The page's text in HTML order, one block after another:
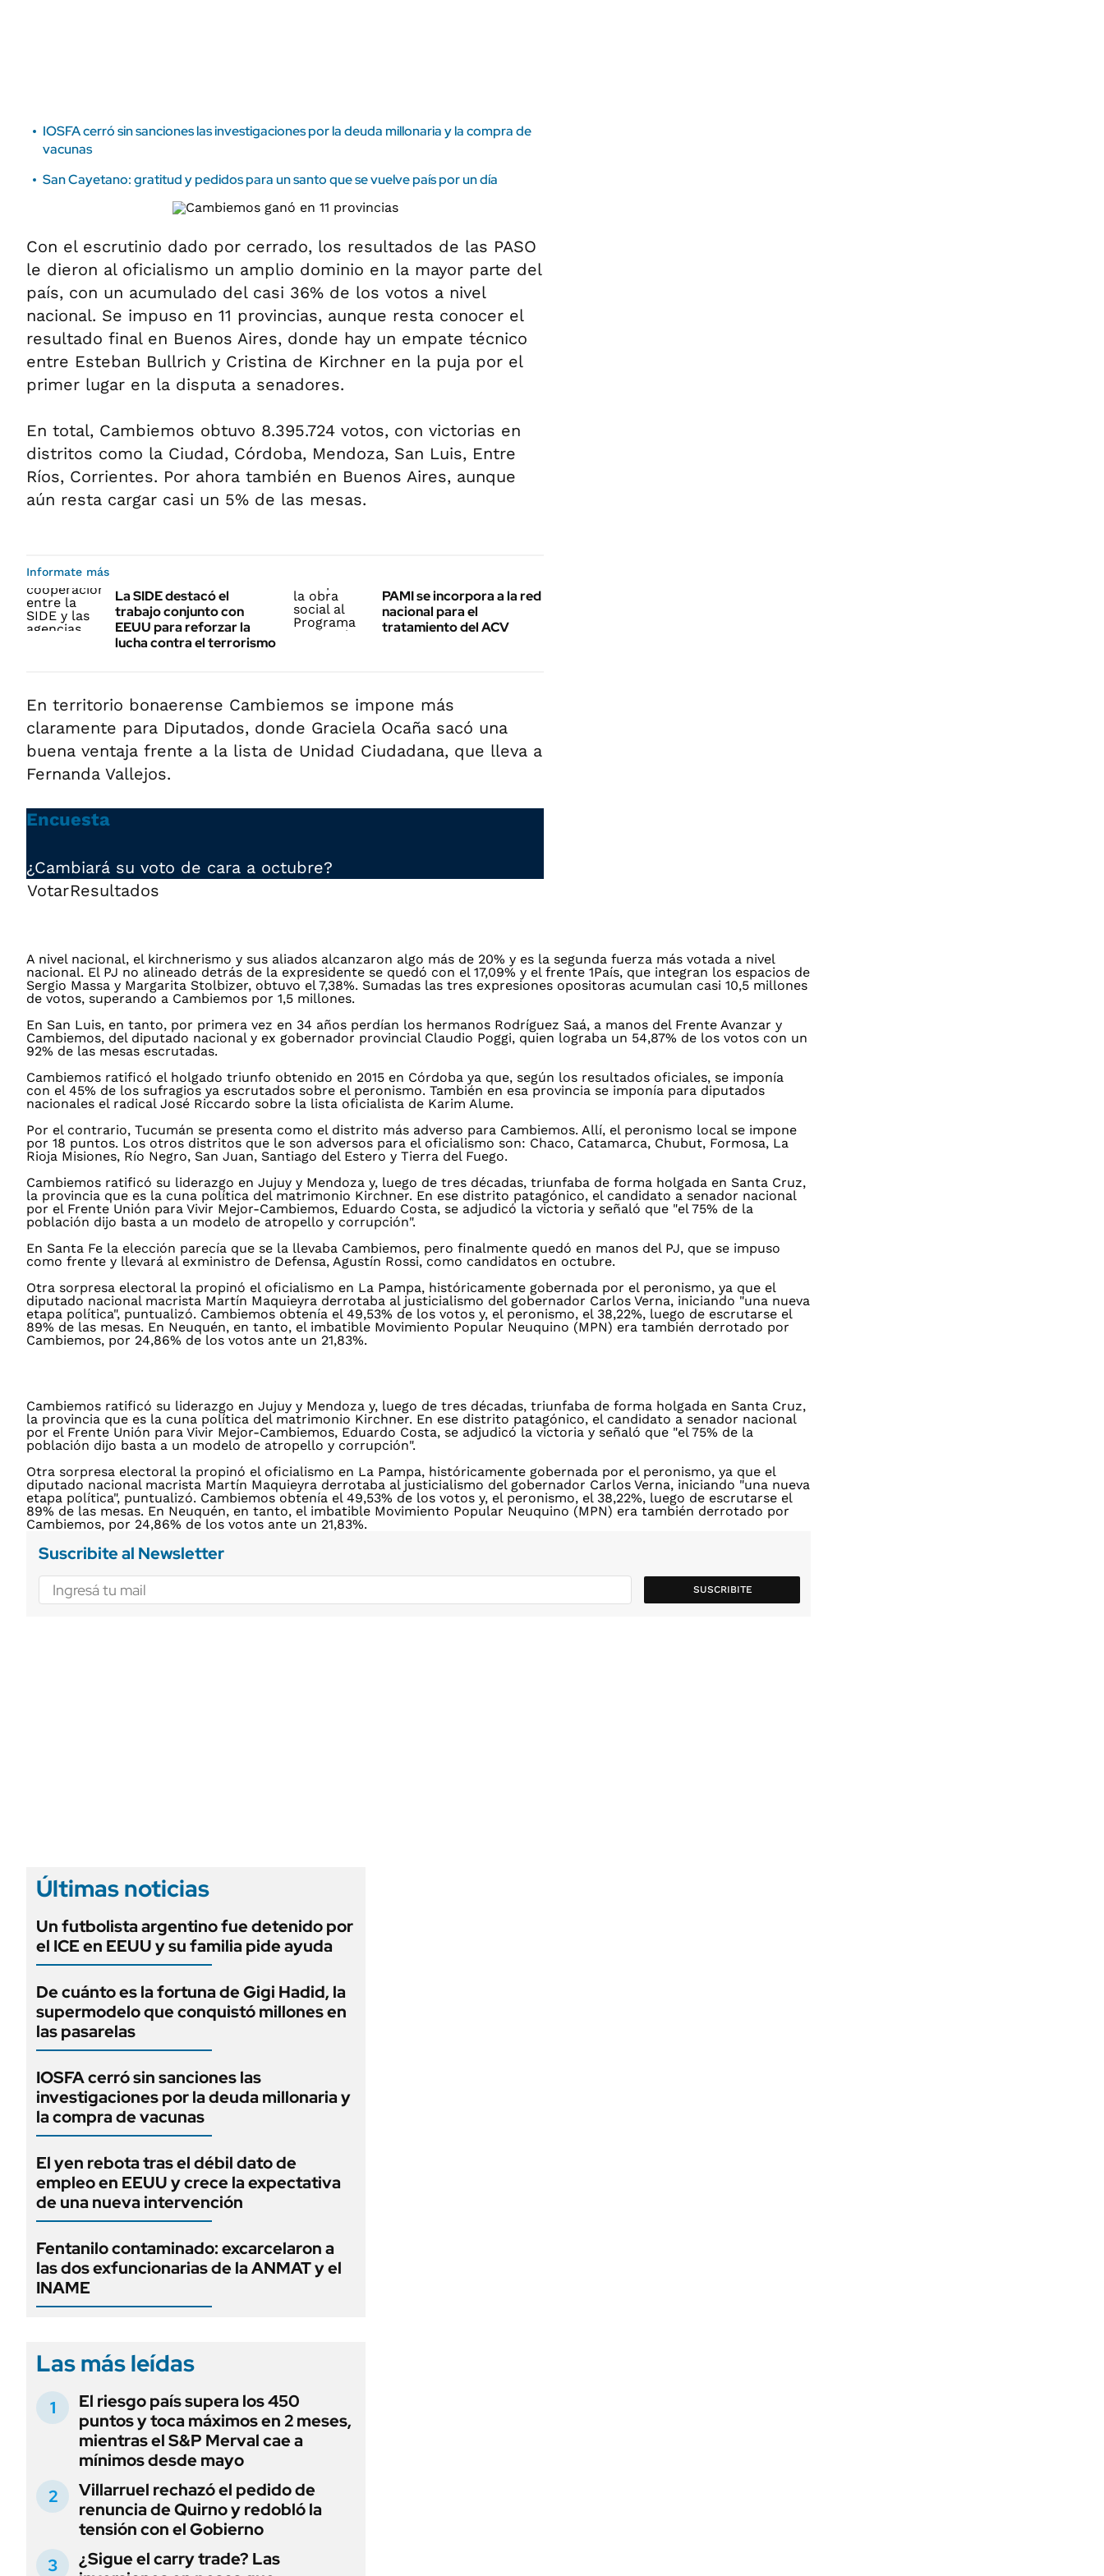
IOSFA cerró sin sanciones las investigaciones por la deuda millonaria y la compra de
vacunas
San Cayetano: gratitud y pedidos para un santo que se vuelve país por un día
Con el escrutinio dado por cerrado, los resultados de las PASO
le dieron al oficialismo un amplio dominio en la mayor parte del
país, con un acumulado del casi 36% de los votos a nivel
nacional. Se impuso en 11 provincias, aunque resta conocer el
resultado final en Buenos Aires, donde hay un empate técnico
entre Esteban Bullrich y Cristina de Kirchner en la puja por el
primer lugar en la disputa a senadores.
En total, Cambiemos obtuvo 8.395.724 votos, con victorias en
distritos como la Ciudad, Córdoba, Mendoza, San Luis, Entre
Ríos, Corrientes. Por ahora también en Buenos Aires, aunque
aún resta cargar casi un 5% de las mesas.
Informate más
La SIDE destacó el
trabajo conjunto con
EEUU para reforzar la
lucha contra el terrorismo
PAMI se incorpora a la red
nacional para el
tratamiento del ACV
En territorio bonaerense Cambiemos se impone más
claramente para Diputados, donde Graciela Ocaña sacó una
buena ventaja frente a la lista de Unidad Ciudadana, que lleva a
Fernanda Vallejos.
Encuesta
¿Cambiará su voto de cara a octubre?
VotarResultados
A nivel nacional, el kirchnerismo y sus aliados alcanzaron algo más de 20% y es la segunda fuerza más votada a nivel
nacional. El PJ no alineado detrás de la expresidente se quedó con el 17,09% y el frente 1País, que integran los espacios de
Sergio Massa y Margarita Stolbizer, obtuvo el 7,38%. Sumadas las tres expresiones opositoras acumulan casi 10,5 millones
de votos, superando a Cambiemos por 1,5 millones.
En San Luis, en tanto, por primera vez en 34 años perdían los hermanos Rodríguez Saá, a manos del Frente Avanzar y
Cambiemos, del diputado nacional y ex gobernador provincial Claudio Poggi, quien lograba un 54,87% de los votos con un
92% de las mesas escrutadas.
Cambiemos ratificó el holgado triunfo obtenido en 2015 en Córdoba ya que, según los resultados oficiales, se imponía
con el 45% de los sufragios ya escrutados sobre el peronismo. También en esa provincia se imponía para diputados
nacionales el radical José Riccardo sobre la lista oficialista de Karim Alume.
Por el contrario, Tucumán se presenta como el distrito más adverso para Cambiemos. Allí, el peronismo local se impone
por 18 puntos. Los otros distritos que le son adversos para el oficialismo son: Chaco, Catamarca, Chubut, Formosa, La
Rioja Misiones, Río Negro, San Juan, Santiago del Estero y Tierra del Fuego.
Cambiemos ratificó su liderazgo en Jujuy y Mendoza y, luego de tres décadas, triunfaba de forma holgada en Santa Cruz,
la provincia que es la cuna política del matrimonio Kirchner. En ese distrito patagónico, el candidato a senador nacional
por el Frente Unión para Vivir Mejor-Cambiemos, Eduardo Costa, se adjudicó la victoria y señaló que "el 75% de la
población dijo basta a un modelo de atropello y corrupción".
En Santa Fe la elección parecía que se la llevaba Cambiemos, pero finalmente quedó en manos del PJ, que se impuso
como frente y llevará al exministro de Defensa, Agustín Rossi, como candidatos en octubre.
Otra sorpresa electoral la propinó el oficialismo en La Pampa, históricamente gobernada por el peronismo, ya que el
diputado nacional macrista Martín Maquieyra derrotaba al justicialismo del gobernador Carlos Verna, iniciando "una nueva
etapa política", puntualizó. Cambiemos obtenía el 49,53% de los votos y, el peronismo, el 38,22%, luego de escrutarse el
89% de las mesas. En Neuquén, en tanto, el imbatible Movimiento Popular Neuquino (MPN) era también derrotado por
Cambiemos, por 24,86% de los votos ante un 21,83%.
Cambiemos ratificó su liderazgo en Jujuy y Mendoza y, luego de tres décadas, triunfaba de forma holgada en Santa Cruz,
la provincia que es la cuna política del matrimonio Kirchner. En ese distrito patagónico, el candidato a senador nacional
por el Frente Unión para Vivir Mejor-Cambiemos, Eduardo Costa, se adjudicó la victoria y señaló que "el 75% de la
población dijo basta a un modelo de atropello y corrupción".
Otra sorpresa electoral la propinó el oficialismo en La Pampa, históricamente gobernada por el peronismo, ya que el
diputado nacional macrista Martín Maquieyra derrotaba al justicialismo del gobernador Carlos Verna, iniciando "una nueva
etapa política", puntualizó. Cambiemos obtenía el 49,53% de los votos y, el peronismo, el 38,22%, luego de escrutarse el
89% de las mesas. En Neuquén, en tanto, el imbatible Movimiento Popular Neuquino (MPN) era también derrotado por
Cambiemos, por 24,86% de los votos ante un 21,83%.
Suscribite al Newsletter
SUSCRIBITE
Últimas noticias
Un futbolista argentino fue detenido por
el ICE en EEUU y su familia pide ayuda
De cuánto es la fortuna de Gigi Hadid, la
supermodelo que conquistó millones en
las pasarelas
IOSFA cerró sin sanciones las
investigaciones por la deuda millonaria y
la compra de vacunas
El yen rebota tras el débil dato de
empleo en EEUU y crece la expectativa
de una nueva intervención
Fentanilo contaminado: excarcelaron a
las dos exfuncionarias de la ANMAT y el
INAME
Las más leídas
El riesgo país supera los 450
puntos y toca máximos en 2 meses,
mientras el S&P Merval cae a
mínimos desde mayo
Villarruel rechazó el pedido de
renuncia de Quirno y redobló la
tensión con el Gobierno
¿Sigue el carry trade? Las